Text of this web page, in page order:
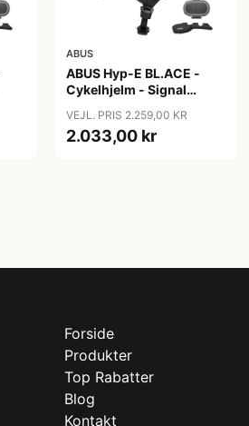
ABUS
ABUS Hyp-E BL.ACE -
Cykelhjelm - Signal
VEJL. PRIS 2.259,00 KR
2.033,00 kr
Forside
Produkter
Top Rabatter
Blog
Kontakt